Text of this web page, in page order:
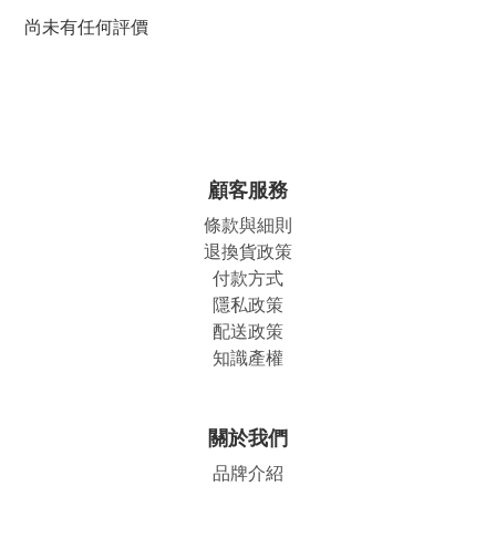
尚未有任何評價
顧客服務
條款與細則
退換貨政策
付款方式
隱私政策
配送政策
知識產權
關於我們
品牌介紹